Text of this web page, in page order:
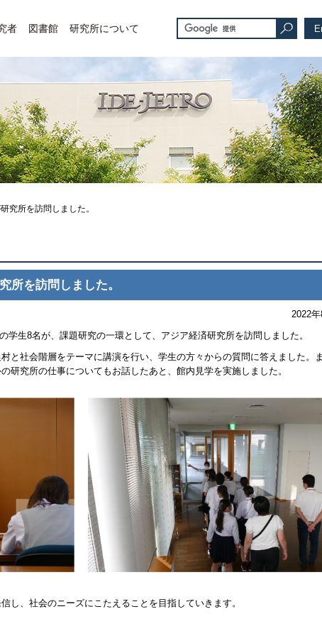
者 図書館 研究所について
究所を訪問しました。
所を訪問しました。
2022年
学生8名が、課題研究の一環として、アジア経済研究所を訪問しました。
と社会階層をテーマに講演を行い、学生の方々からの質問に答えました。
研究所の仕事についてもお話したあと、館内見学を実施しました。
し、社会のニーズにこたえることを目指していきます。